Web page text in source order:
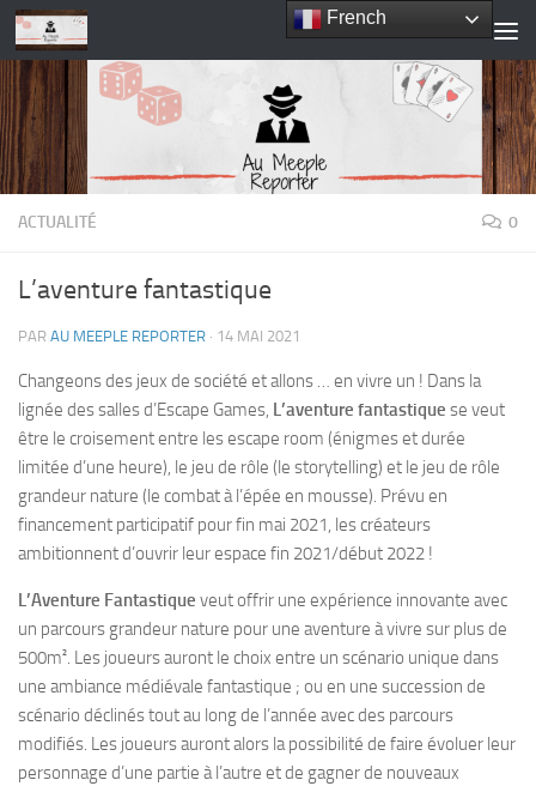
Skip to content
ACTUALITÉ 0
L’aventure fantastique
PAR AU MEEPLE REPORTER · 14 MAI 2021
Changeons des jeux de société et allons … en vivre un ! Dans la
lignée des salles d’Escape Games, L’aventure fantastique se veut
être le croisement entre les escape room (énigmes et durée
limitée d’une heure), le jeu de rôle (le storytelling) et le jeu de rôle
grandeur nature (le combat à l’épée en mousse). Prévu en
financement participatif pour fin mai 2021, les créateurs
ambitionnent d’ouvrir leur espace fin 2021/début 2022 !
L’Aventure Fantastique veut offrir une expérience innovante avec
un parcours grandeur nature pour une aventure à vivre sur plus de
500m². Les joueurs auront le choix entre un scénario unique dans
une ambiance médiévale fantastique ; ou en une succession de
scénario déclinés tout au long de l’année avec des parcours
modifiés. Les joueurs auront alors la possibilité de faire évoluer leur
personnage d’une partie à l’autre et de gagner de nouveaux
French